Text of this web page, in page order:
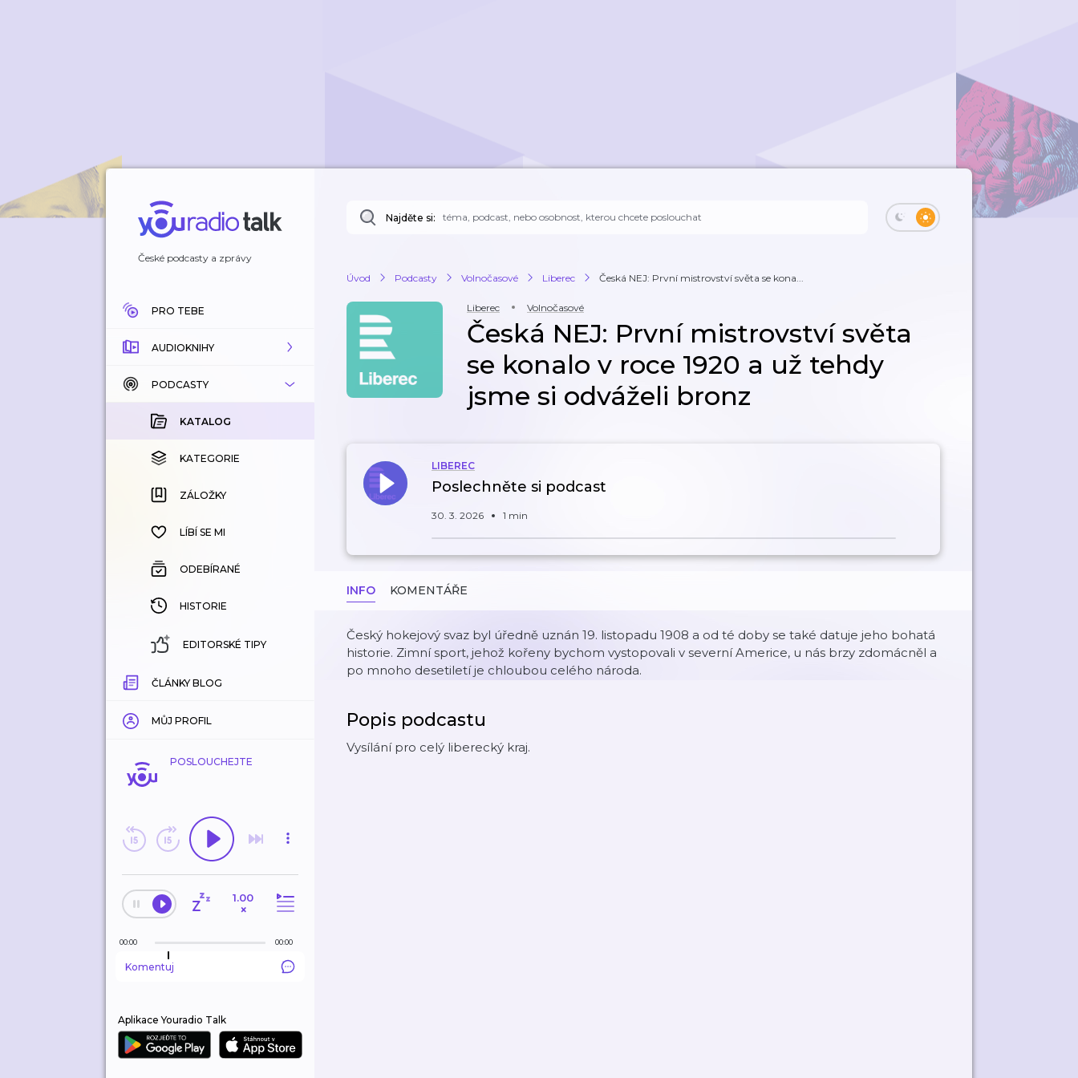
České podcasty a zprávy
PRO TEBE
AUDIOKNIHY
KATALOG
KOUPENÉ
KATEGORIE
ZÁLOŽKY
HISTORIE
PODCASTY
KATALOG
KATEGORIE
ZÁLOŽKY
LÍBÍ SE MI
ODEBÍRANÉ
HISTORIE
EDITORSKÉ TIPY
ČLÁNKY BLOG
MŮJ PROFIL
POSLOUCHEJTE
1.00
×
00:00 00:00
Komentuj
Aplikace Youradio Talk
Najděte si:
Úvod Podcasty Volnočasové Liberec Česká NEJ: První mistrovství světa se kona...
Liberec Volnočasové
Česká NEJ: První mistrovství světa
se konalo v roce 1920 a už tehdy
jsme si odváželi bronz
LIBEREC
Poslechněte si podcast
30. 3. 2026 1 min
INFO KOMENTÁŘE
Český hokejový svaz byl úředně uznán 19. listopadu 1908 a od té doby se také datuje jeho bohatá
historie. Zimní sport, jehož kořeny bychom vystopovali v severní Americe, u nás brzy zdomácněl a
po mnoho desetiletí je chloubou celého národa.
Popis podcastu
Vysílání pro celý liberecký kraj.